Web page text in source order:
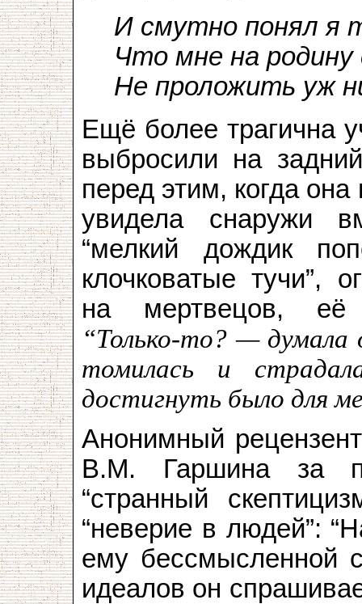
И смутно понял я
Что мне на родину
Не проложить уж
Ещё более трагична
выбросили на
перед этим, когда
увидела снаружи
“мелкий дождик
клочковатые тучи”,
на мертвецов, её
“Только-то? — думала
томилась и
достигнуть было для
Анонимный
В.М. Гаршина за
“странный
“неверие в людей”:
ему бессмысленной
идеалов он